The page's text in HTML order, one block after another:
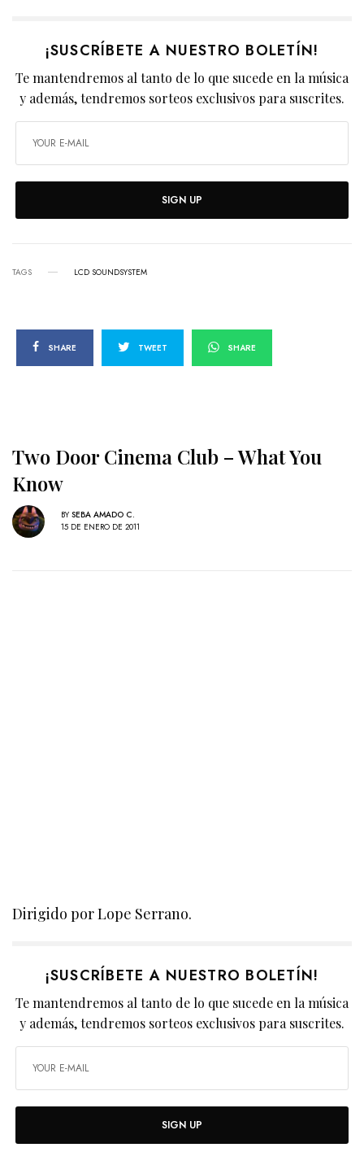
¡SUSCRÍBETE A NUESTRO BOLETÍN!
Te mantendremos al tanto de lo que sucede en la música
y además, tendremos sorteos exclusivos para suscrites.
SIGN UP
TAGS LCD SOUNDSYSTEM
SHARE TWEET SHARE
Two Door Cinema Club – What You
Know
BY SEBA AMADO C.
15 DE ENERO DE 2011
Dirigido por Lope Serrano.
¡SUSCRÍBETE A NUESTRO BOLETÍN!
Te mantendremos al tanto de lo que sucede en la música
y además, tendremos sorteos exclusivos para suscrites.
SIGN UP